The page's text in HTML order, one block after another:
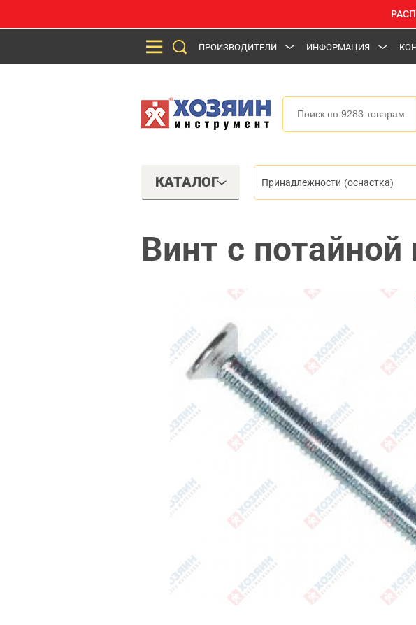
ПРОИЗВОДИТЕЛИ ИНФОРМАЦИЯ
КАТАЛОГ Принадлежности (оснастка)
Винт с потайной